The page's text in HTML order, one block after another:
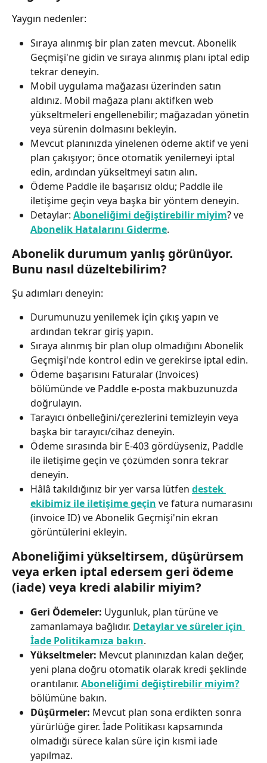
Yaygın nedenler:
Sıraya alınmış bir plan zaten mevcut. Abonelik
Geçmişi'ne gidin ve sıraya alınmış planı iptal edip
tekrar deneyin.
Mobil uygulama mağazası üzerinden satın
aldınız. Mobil mağaza planı aktifken web
yükseltmeleri engellenebilir; mağazadan yönetin
veya sürenin dolmasını bekleyin.
Mevcut planınızda yinelenen ödeme aktif ve yeni
plan çakışıyor; önce otomatik yenilemeyi iptal
edin, ardından yükseltmeyi satın alın.
Ödeme Paddle ile başarısız oldu; Paddle ile
iletişime geçin veya başka bir yöntem deneyin.
Detaylar: Aboneliğimi değiştirebilir miyim? ve
Abonelik Hatalarını Giderme.
Abonelik durumum yanlış görünüyor.
Bunu nasıl düzeltebilirim?
Şu adımları deneyin:
Durumunuzu yenilemek için çıkış yapın ve
ardından tekrar giriş yapın.
Sıraya alınmış bir plan olup olmadığını Abonelik
Geçmişi'nde kontrol edin ve gerekirse iptal edin.
Ödeme başarısını Faturalar (Invoices)
bölümünde ve Paddle e-posta makbuzunuzda
doğrulayın.
Tarayıcı önbelleğini/çerezlerini temizleyin veya
başka bir tarayıcı/cihaz deneyin.
Ödeme sırasında bir E‑403 gördüyseniz, Paddle
ile iletişime geçin ve çözümden sonra tekrar
deneyin.
Hâlâ takıldığınız bir yer varsa lütfen destek
ekibimiz ile iletişime geçin ve fatura numarasını
(invoice ID) ve Abonelik Geçmişi'nin ekran
görüntülerini ekleyin.
Aboneliğimi yükseltirsem, düşürürsem
veya erken iptal edersem geri ödeme
(iade) veya kredi alabilir miyim?
Geri Ödemeler: Uygunluk, plan türüne ve
zamanlamaya bağlıdır. Detaylar ve süreler için
İade Politikamıza bakın.
Yükseltmeler: Mevcut planınızdan kalan değer,
yeni plana doğru otomatik olarak kredi şeklinde
orantılanır. Aboneliğimi değiştirebilir miyim?
bölümüne bakın.
Düşürmeler: Mevcut plan sona erdikten sonra
yürürlüğe girer. İade Politikası kapsamında
olmadığı sürece kalan süre için kısmi iade
yapılmaz.